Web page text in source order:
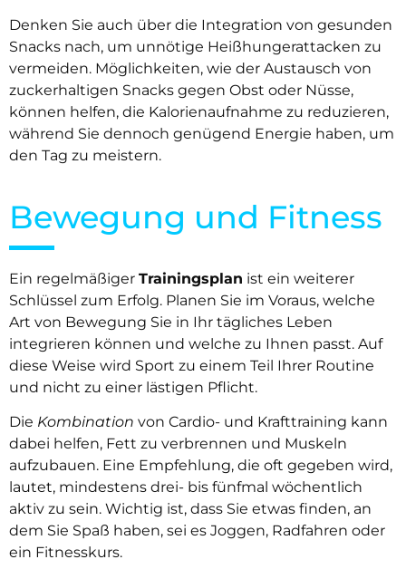
Denken Sie auch über die Integration von gesunden
Snacks nach, um unnötige Heißhungerattacken zu
vermeiden. Möglichkeiten, wie der Austausch von
zuckerhaltigen Snacks gegen Obst oder Nüsse,
können helfen, die Kalorienaufnahme zu reduzieren,
während Sie dennoch genügend Energie haben, um
den Tag zu meistern.
Bewegung und Fitness
Ein regelmäßiger Trainingsplan ist ein weiterer
Schlüssel zum Erfolg. Planen Sie im Voraus, welche
Art von Bewegung Sie in Ihr tägliches Leben
integrieren können und welche zu Ihnen passt. Auf
diese Weise wird Sport zu einem Teil Ihrer Routine
und nicht zu einer lästigen Pflicht.
Die Kombination von Cardio- und Krafttraining kann
dabei helfen, Fett zu verbrennen und Muskeln
aufzubauen. Eine Empfehlung, die oft gegeben wird,
lautet, mindestens drei- bis fünfmal wöchentlich
aktiv zu sein. Wichtig ist, dass Sie etwas finden, an
dem Sie Spaß haben, sei es Joggen, Radfahren oder
ein Fitnesskurs.